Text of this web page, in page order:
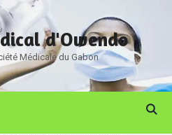
d'Owendo
Médicale du Gabon